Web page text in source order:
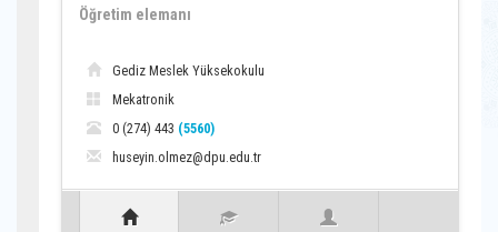
Öğretim elemanı
Gediz Meslek Yüksekokulu
Mekatronik
0 (274) 443 (5560)
huseyin.olmez@dpu.edu.tr